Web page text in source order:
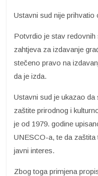
Ustavni sud nije prihvatio
Potvrdio je stav
zahtjeva za izdavanje
stečeno pravo na
da je izda.
Ustavni sud je ukazao da
zaštite prirodnog i
je od 1979. godine
UNESCO-a, te da
javni interes.
Zbog toga primjena